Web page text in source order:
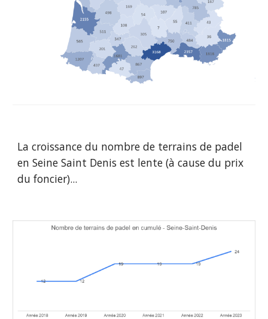
La croissance du nombre de terrains de padel
en Seine Saint Denis est lente (à cause du prix
du foncier)...